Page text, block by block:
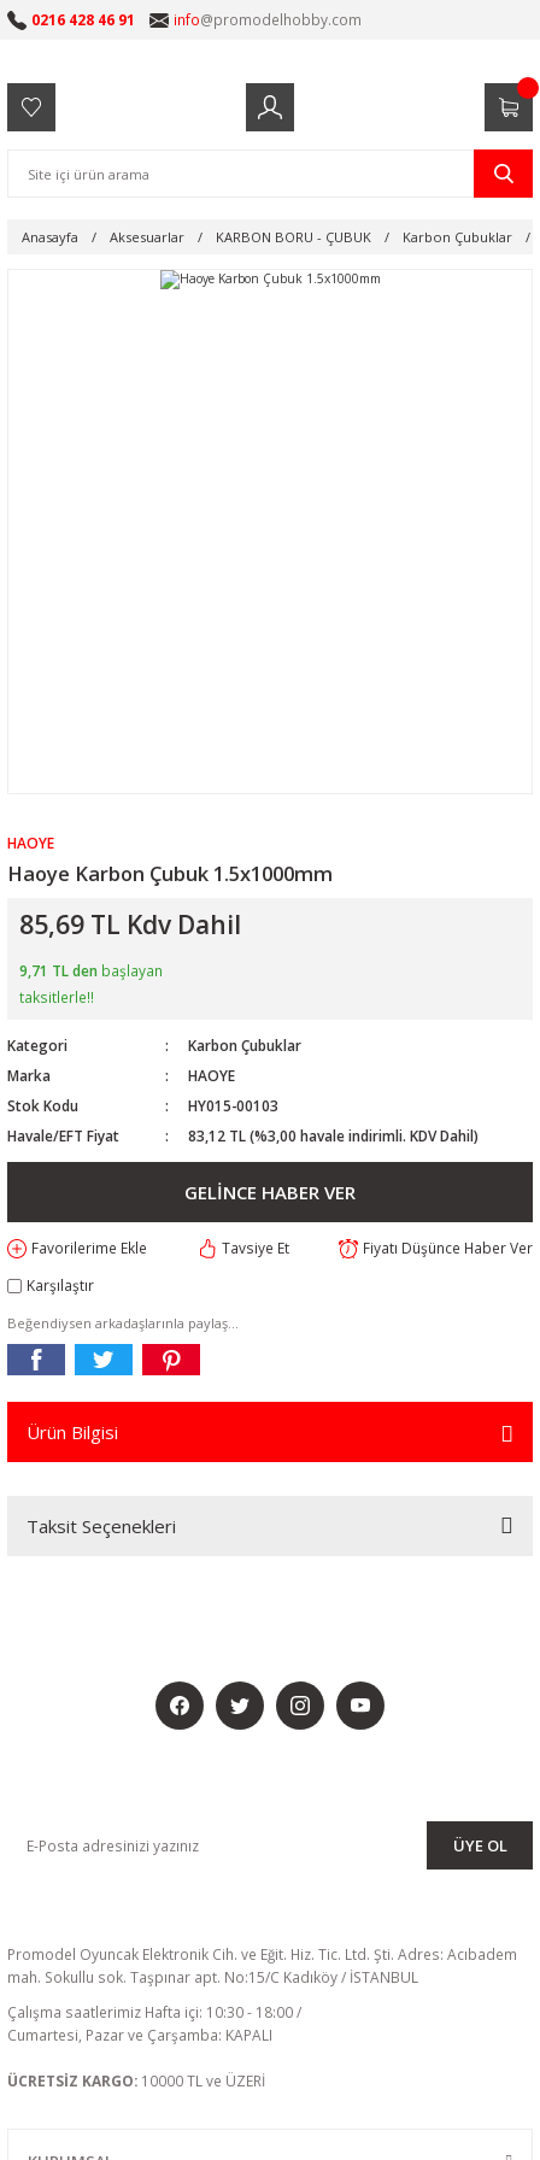
0216 428 46 91 info@promodelhobby.com
Anasayfa Aksesuarlar KARBON BORU - ÇUBUK Karbon Çubuklar
HAOYE
Haoye Karbon Çubuk 1.5x1000mm
85,69 TL Kdv Dahil
9,71 TL den başlayan
taksitlerle!!
Kategori
Karbon Çubuklar
Marka
HAOYE
Stok Kodu
HY015-00103
Havale/EFT Fiyat
83,12 TL (%3,00 havale indirimli. KDV Dahil)
GELİNCE HABER VER
Tavsiye Et
Fiyatı Düşünce Haber Ver
Karşılaştır
Beğendiysen arkadaşlarınla paylaş...
Ürün Bilgisi
Taksit Seçenekleri
ÜYE OL
Promodel Oyuncak Elektronik Cih. ve Eğit. Hiz. Tic. Ltd. Şti. Adres: Acıbadem
mah. Sokullu sok. Taşpınar apt. No:15/C Kadıköy / İSTANBUL
Çalışma saatlerimiz Hafta içi: 10:30 - 18:00 /
Cumartesi, Pazar ve Çarşamba: KAPALI
ÜCRETSİZ KARGO: 10000 TL ve ÜZERİ